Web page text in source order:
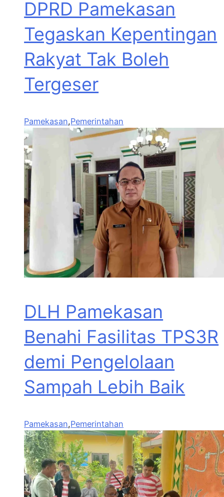
DPRD Pamekasan
Tegaskan Kepentingan
Rakyat Tak Boleh
Tergeser
Pamekasan,Pemerintahan
DLH Pamekasan
Benahi Fasilitas TPS3R
demi Pengelolaan
Sampah Lebih Baik
Pamekasan,Pemerintahan